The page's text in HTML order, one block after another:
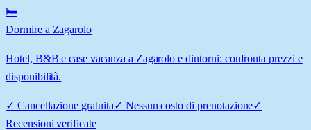
🛏️
Dormire a Zagarolo
Hotel, B&B e case vacanza a Zagarolo e dintorni: confronta prezzi e
disponibilità.
✓ Cancellazione gratuita✓ Nessun costo di prenotazione✓
Recensioni verificate